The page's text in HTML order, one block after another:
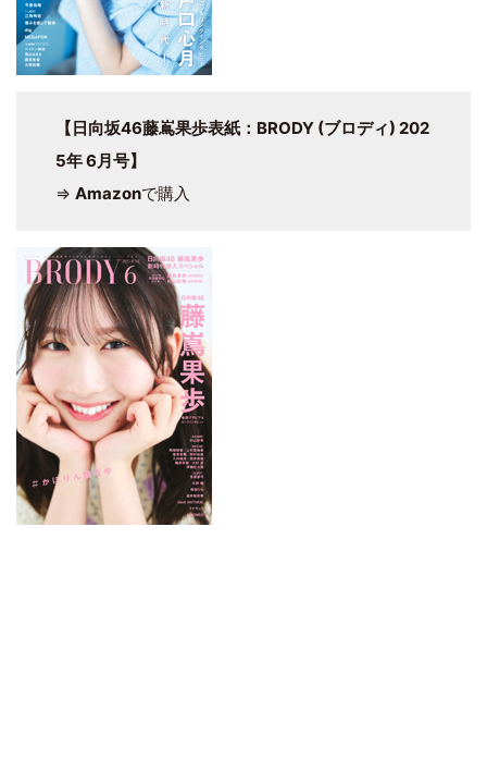
【日向坂46藤嶌果歩表紙：BRODY (ブロディ) 202
5年 6月号】
⇒ Amazonで購入